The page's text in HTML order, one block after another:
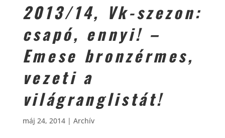
2013/14, Vk-szezon:
csapó, ennyi! –
Emese bronzérmes,
vezeti a
világranglistát!
máj 24, 2014| Archív